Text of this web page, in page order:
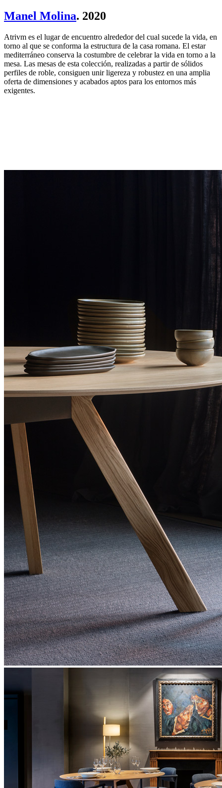
Manel Molina. 2020
Atrivm es el lugar de encuentro alrededor del cual sucede la vida, en
torno al que se conforma la estructura de la casa romana. El estar
mediterráneo conserva la costumbre de celebrar la vida en torno a la
mesa. Las mesas de esta colección, realizadas a partir de sólidos
perfiles de roble, consiguen unir ligereza y robustez en una amplia
oferta de dimensiones y acabados aptos para los entornos más
exigentes.